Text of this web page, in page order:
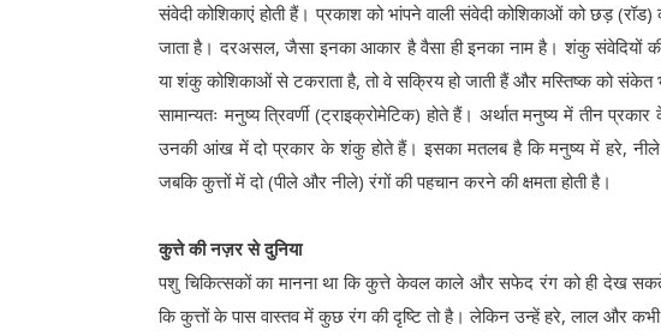
संवेदी कोशिकाएं होती हैं। प्रकाश को भांपने वाली संवेदी कोशिकाओं को छड़
जाता है। दरअसल, जैसा इनका आकार है वैसा ही इनका नाम है। शंकु संवेदियों
या शंकु कोशिकाओं से टकराता है, तो वे सक्रिय हो जाती हैं और मस्तिष्क को संकेत
सामान्यतः मनुष्य त्रिवर्णी (ट्राइक्रोमेटिक) होते हैं। अर्थात मनुष्य में तीन
उनकी आंख में दो प्रकार के शंकु होते हैं। इसका मतलब है कि मनुष्य में हरे,
जबकि कुत्तों में दो (पीले और नीले) रंगों की पहचान करने की क्षमता होती है।
कुत्ते की नज़र से दुनिया
पशु चिकित्सकों का मानना था कि कुत्ते केवल काले और सफेद रंग को ही देख
कि कुत्तों के पास वास्तव में कुछ रंग की दृष्टि तो है। लेकिन उन्हें हरे, लाल और